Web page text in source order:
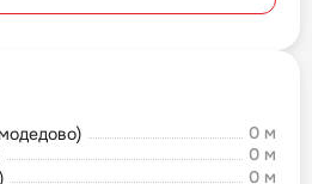
0 м
0 м
0 м